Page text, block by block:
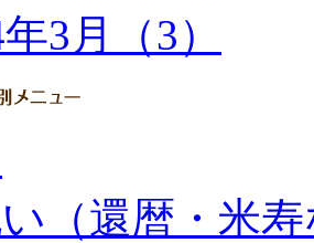
3月（3）
（還暦・米